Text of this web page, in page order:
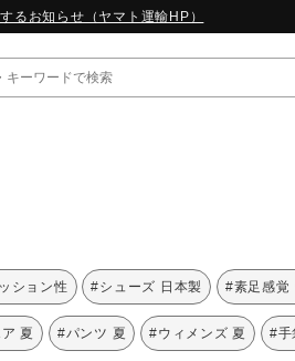
るお知らせ（ヤマト運輸HP）
集
ション性 #シューズ 日本製 #素足感覚
夏 #パンツ 夏 #ウィメンズ 夏 #手